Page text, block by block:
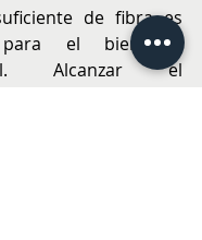
de fibra es
el bienestar
Alcanzar el